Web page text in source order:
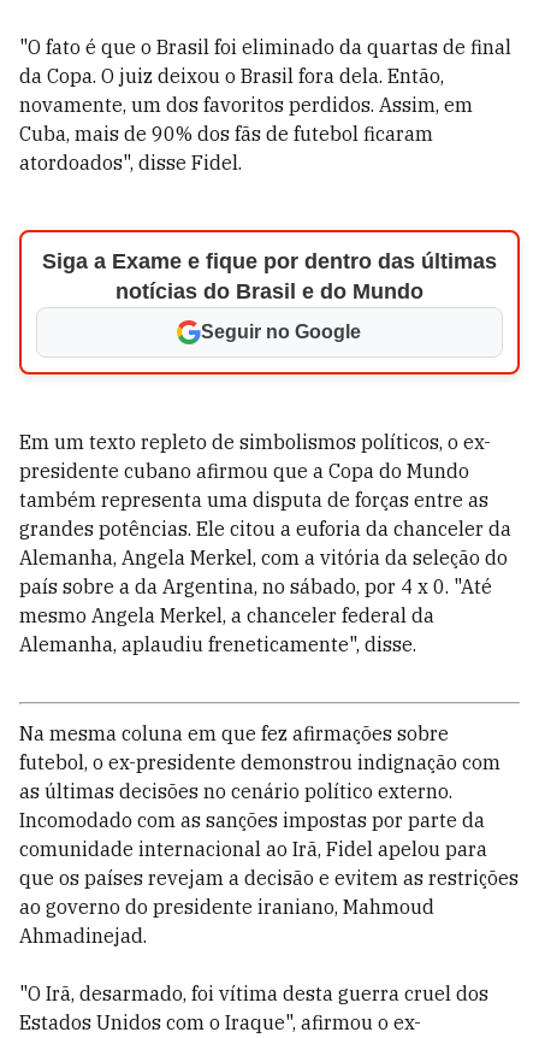
"O fato é que o Brasil foi eliminado da quartas de final
da Copa. O juiz deixou o Brasil fora dela. Então,
novamente, um dos favoritos perdidos. Assim, em
Cuba, mais de 90% dos fãs de futebol ficaram
atordoados", disse Fidel.
Siga a Exame e fique por dentro das últimas
notícias do Brasil e do Mundo
Seguir no Google
Em um texto repleto de simbolismos políticos, o ex-
presidente cubano afirmou que a Copa do Mundo
também representa uma disputa de forças entre as
grandes potências. Ele citou a euforia da chanceler da
Alemanha, Angela Merkel, com a vitória da seleção do
país sobre a da Argentina, no sábado, por 4 x 0. "Até
mesmo Angela Merkel, a chanceler federal da
Alemanha, aplaudiu freneticamente", disse.
Na mesma coluna em que fez afirmações sobre
futebol, o ex-presidente demonstrou indignação com
as últimas decisões no cenário político externo.
Incomodado com as sanções impostas por parte da
comunidade internacional ao Irã, Fidel apelou para
que os países revejam a decisão e evitem as restrições
ao governo do presidente iraniano, Mahmoud
Ahmadinejad.
"O Irã, desarmado, foi vítima desta guerra cruel dos
Estados Unidos com o Iraque", afirmou o ex-